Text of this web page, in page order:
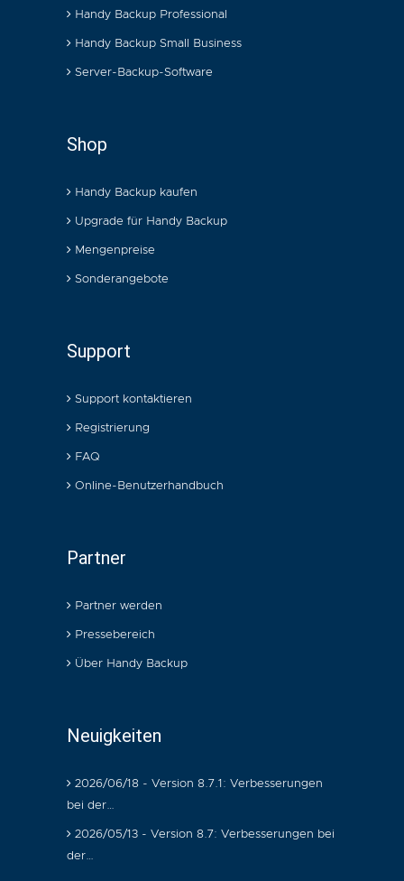
Handy Backup Professional
Handy Backup Small Business
Server-Backup-Software
Shop
Handy Backup kaufen
Upgrade für Handy Backup
Mengenpreise
Sonderangebote
Support
Support kontaktieren
Registrierung
FAQ
Online-Benutzerhandbuch
Partner
Partner werden
Pressebereich
Über Handy Backup
Neuigkeiten
2026/06/18 - Version 8.7.1: Verbesserungen
bei der…
2026/05/13 - Version 8.7: Verbesserungen bei
der…